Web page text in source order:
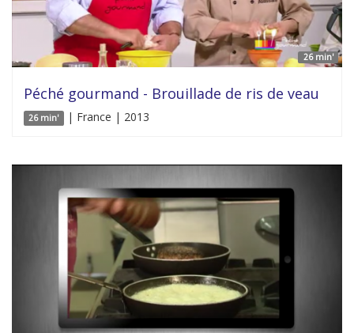
26 min'
Péché gourmand - Brouillade de ris de veau
26 min' | France | 2013